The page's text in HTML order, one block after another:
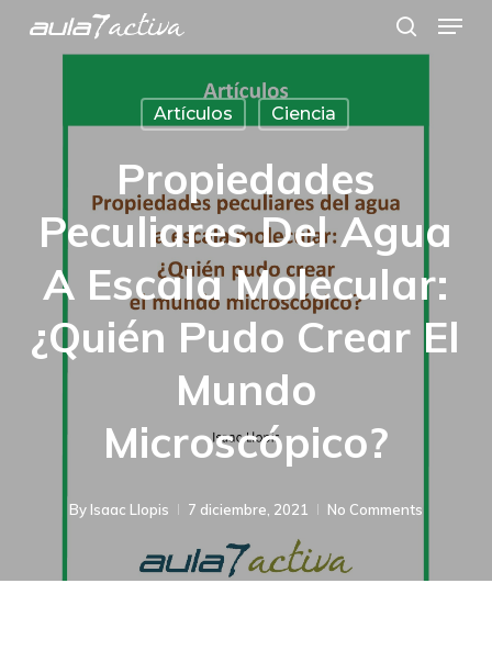
search
Menu
Artículos Ciencia
Propiedades
Peculiares Del Agua
A Escala Molecular:
¿Quién Pudo Crear El
Mundo
Microscópico?
By Isaac Llopis 7 diciembre, 2021 No Comments